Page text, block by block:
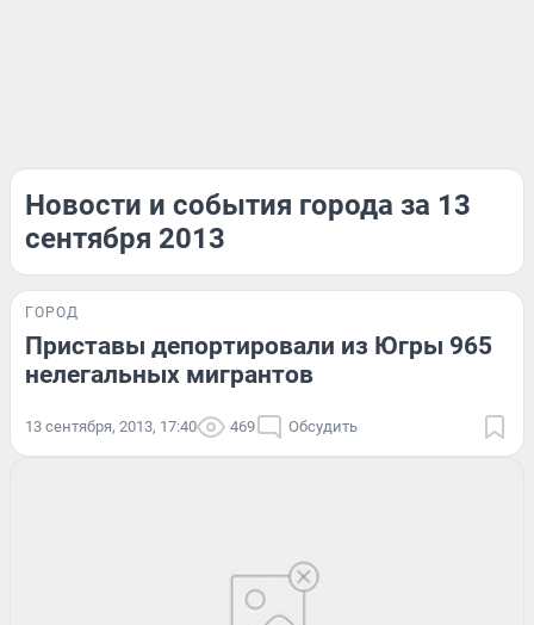
Новости и события города за 13
сентября 2013
ГОРОД
Приставы депортировали из Югры 965
нелегальных мигрантов
13 сентября, 2013, 17:40 469 Обсудить